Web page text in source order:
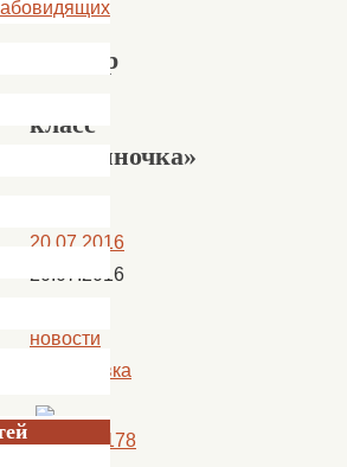
Мастер
класс
«Корзиночка»
20.07.2016
20.07.2016
новости
Сокрутовка